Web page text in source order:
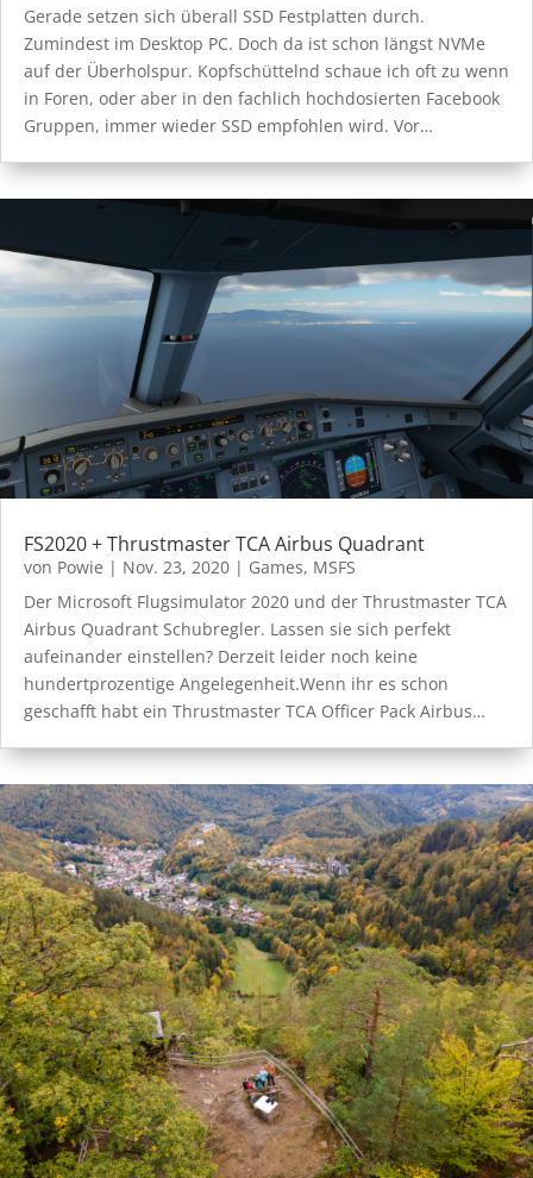
Gerade setzen sich überall SSD Festplatten durch.
Zumindest im Desktop PC. Doch da ist schon längst NVMe
auf der Überholspur. Kopfschüttelnd schaue ich oft zu wenn
in Foren, oder aber in den fachlich hochdosierten Facebook
Gruppen, immer wieder SSD empfohlen wird. Vor…
FS2020 + Thrustmaster TCA Airbus Quadrant
von Powie | Nov. 23, 2020 | Games, MSFS
Der Microsoft Flugsimulator 2020 und der Thrustmaster TCA
Airbus Quadrant Schubregler. Lassen sie sich perfekt
aufeinander einstellen? Derzeit leider noch keine
hundertprozentige Angelegenheit.Wenn ihr es schon
geschafft habt ein Thrustmaster TCA Officer Pack Airbus…